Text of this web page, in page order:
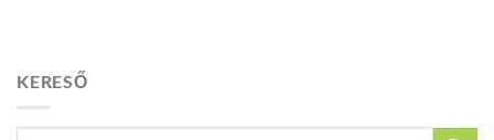
KERESŐ